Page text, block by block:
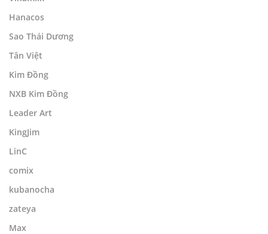
Hanacos
Sao Thái Dương
Tân Việt
Kim Đồng
NXB Kim Đồng
Leader Art
KingJim
LinC
comix
kubanocha
zateya
Max